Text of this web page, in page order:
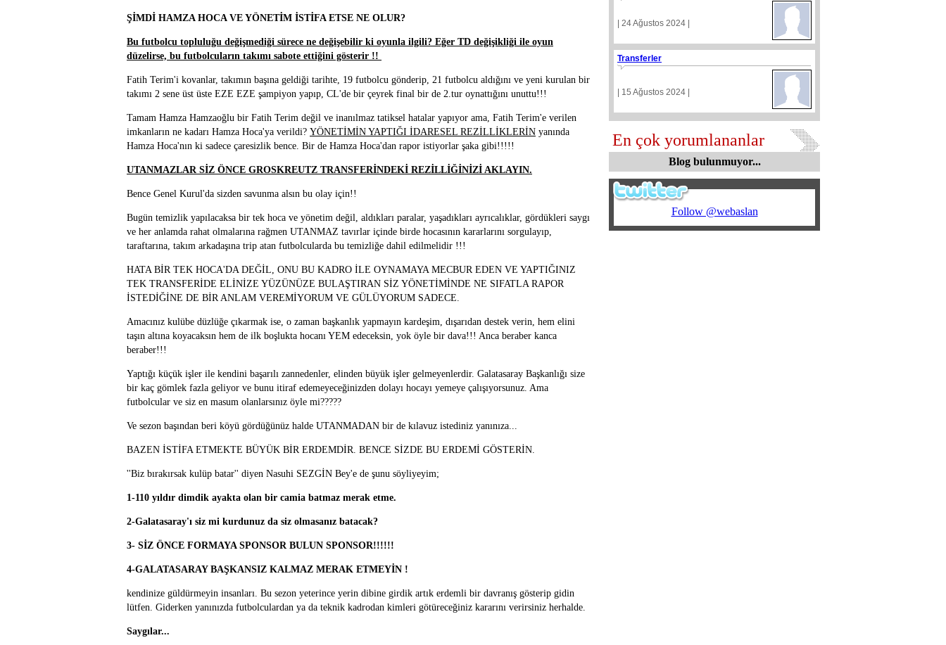
ŞİMDİ HAMZA HOCA VE YÖNETİM İSTİFA ETSE NE OLUR?
Bu futbolcu topluluğu değişmediği sürece ne değişebilir ki oyunla ilgili? Eğer TD değişikliği ile oyun
düzelirse, bu futbolcuların takımı sabote ettiğini gösterir !!
Fatih Terim'i kovanlar, takımın başına geldiği tarihte, 19 futbolcu gönderip, 21 futbolcu aldığını ve yeni kurulan bir
takımı 2 sene üst üste EZE EZE şampiyon yapıp, CL'de bir çeyrek final bir de 2.tur oynattığını unuttu!!!
Tamam Hamza Hamzaoğlu bir Fatih Terim değil ve inanılmaz tatiksel hatalar yapıyor ama, Fatih Terim'e verilen
imkanların ne kadarı Hamza Hoca'ya verildi? YÖNETİMİN YAPTIĞI İDARESEL REZİLLİKLERİN yanında
Hamza Hoca'nın ki sadece çaresizlik bence. Bir de Hamza Hoca'dan rapor istiyorlar şaka gibi!!!!!
UTANMAZLAR SİZ ÖNCE GROSKREUTZ TRANSFERİNDEKİ REZİLLİĞİNİZİ AKLAYIN.
Bence Genel Kurul'da sizden savunma alsın bu olay için!!
Bugün temizlik yapılacaksa bir tek hoca ve yönetim değil, aldıkları paralar, yaşadıkları ayrıcalıklar, gördükleri saygı
ve her anlamda rahat olmalarına rağmen UTANMAZ tavırlar içinde birde hocasının kararlarını sorgulayıp,
taraftarına, takım arkadaşına trip atan futbolcularda bu temizliğe dahil edilmelidir !!!
HATA BİR TEK HOCA'DA DEĞİL, ONU BU KADRO İLE OYNAMAYA MECBUR EDEN VE YAPTIĞINIZ
TEK TRANSFERİDE ELİNİZE YÜZÜNÜZE BULAŞTIRAN SİZ YÖNETİMİNDE NE SIFATLA RAPOR
İSTEDİĞİNE DE BİR ANLAM VEREMİYORUM VE GÜLÜYORUM SADECE.
Amacınız kulübe düzlüğe çıkarmak ise, o zaman başkanlık yapmayın kardeşim, dışarıdan destek verin, hem elini
taşın altına koyacaksın hem de ilk boşlukta hocanı YEM edeceksin, yok öyle bir dava!!! Anca beraber kanca
beraber!!!
Yaptığı küçük işler ile kendini başarılı zannedenler, elinden büyük işler gelmeyenlerdir. Galatasaray Başkanlığı size
bir kaç gömlek fazla geliyor ve bunu itiraf edemeyeceğinizden dolayı hocayı yemeye çalışıyorsunuz. Ama
futbolcular ve siz en masum olanlarsınız öyle mi?????
Ve sezon başından beri köyü gördüğünüz halde UTANMADAN bir de kılavuz istediniz yanınıza...
BAZEN İSTİFA ETMEKTE BÜYÜK BİR ERDEMDİR. BENCE SİZDE BU ERDEMİ GÖSTERİN.
''Biz bırakırsak kulüp batar'' diyen Nasuhi SEZGİN Bey'e de şunu söyliyeyim;
1-110 yıldır dimdik ayakta olan bir camia batmaz merak etme.
2-Galatasaray'ı siz mi kurdunuz da siz olmasanız batacak?
3- SİZ ÖNCE FORMAYA SPONSOR BULUN SPONSOR!!!!!!
4-GALATASARAY BAŞKANSIZ KALMAZ MERAK ETMEYİN !
kendinize güldürmeyin insanları. Bu sezon yeterince yerin dibine girdik artık erdemli bir davranış gösterip gidin
lütfen. Giderken yanınızda futbolculardan ya da teknik kadrodan kimleri götüreceğiniz kararını verirsiniz herhalde.
Saygılar...
| 24 Ağustos 2024 |
Transferler
| 15 Ağustos 2024 |
En çok yorumlananlar
Blog bulunmuyor...
Follow @webaslan